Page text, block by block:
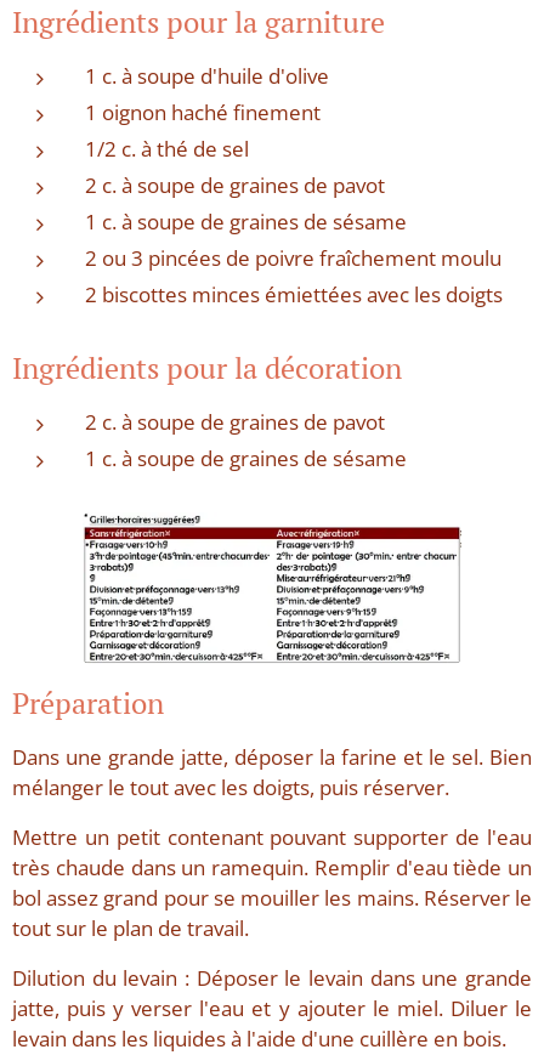
Ingrédients pour la garniture
1 c. à soupe d'huile d'olive
1 oignon haché finement
1/2 c. à thé de sel
2 c. à soupe de graines de pavot
1 c. à soupe de graines de sésame
2 ou 3 pincées de poivre fraîchement moulu
2 biscottes minces émiettées avec les doigts
Ingrédients pour la décoration
2 c. à soupe de graines de pavot
1 c. à soupe de graines de sésame
Préparation
Dans une grande jatte, déposer la farine et le sel. Bien
mélanger le tout avec les doigts, puis réserver.
Mettre un petit contenant pouvant supporter de l'eau
très chaude dans un ramequin. Remplir d'eau tiède un
bol assez grand pour se mouiller les mains. Réserver le
tout sur le plan de travail.
Dilution du levain : Déposer le levain dans une grande
jatte, puis y verser l'eau et y ajouter le miel. Diluer le
levain dans les liquides à l'aide d'une cuillère en bois.